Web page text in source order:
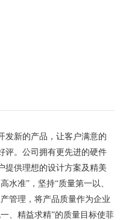
发新的产品，让客户满意的
评。公司拥有更先进的硬件
提供理想的设计方案及精美
水准”，坚持“质量第一以、
管理，将产品质量作为企业
、精益求精”的质量目标使菲